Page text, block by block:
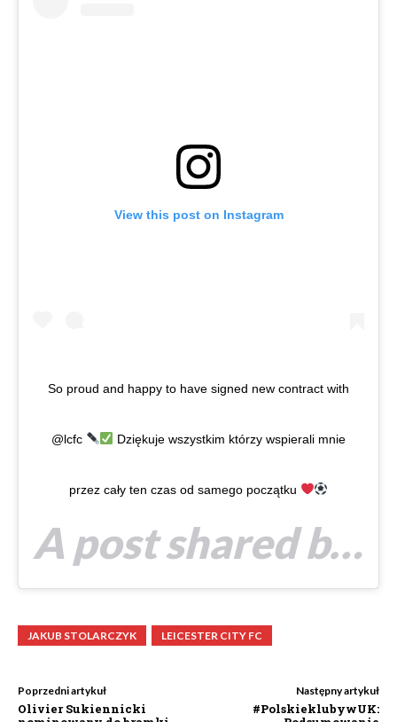
View this post on Instagram
So proud and happy to have signed new contract with
@lcfc Dziękuje wszystkim którzy wspierali mnie
przez cały ten czas od samego początku
A post shared by
JAKUB STOLARCZYK LEICESTER CITY FC
Poprzedni artykuł
Olivier Sukiennicki
Następny artykuł
#PolskieklubywUK: